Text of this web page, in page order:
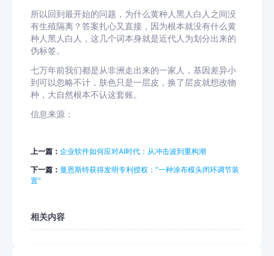
所以回到最开始的问题，为什么黄种人黑人白人之间没
有生殖隔离？答案扎心又直接，因为根本就没有什么黄
种人黑人白人，这几个词本身就是近代人为划分出来的
伪标签。
七万年前我们都是从非洲走出来的一家人，基因差异小
到可以忽略不计，肤色只是一层皮，换了层皮就想改物
种，大自然根本不认这套账。
信息来源：
上一篇： 企业软件如何应对AI时代：从冲击波到重构潮
下一篇： 曼恩斯特获得发明专利授权：“一种涂布模头闭环调节装
置”
相关内容